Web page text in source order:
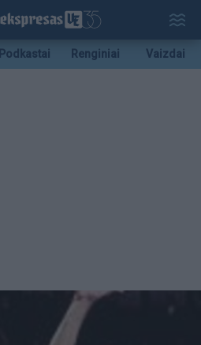
Podkastai Renginiai Vaizdai